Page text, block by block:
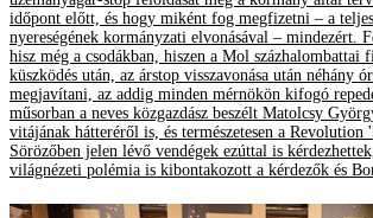
időpont előtt, és hogy miként fog megfizetni – a
nyereségének kormányzati elvonásával – mindezért.
hisz még a csodákban, hiszen a Mol százhalombattai
küszködés után, az árstop visszavonása után néhány
megjavítani, az addig minden mérnökön kifogó
műsorban a neves közgazdász beszélt Matolcsy
vitájának hátteréről is, és természetesen a Revolution
Sörözőben jelen lévő vendégek ezúttal is
világnézeti polémia is kibontakozott a kérdezők és